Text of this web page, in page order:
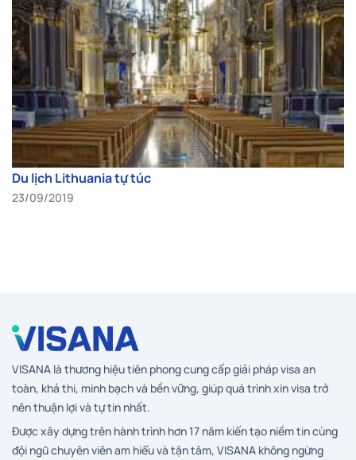
Du lịch Lithuania tự túc
23/09/2019
VISANA là thương hiệu tiên phong cung cấp giải pháp visa an
toàn, khả thi, minh bạch và bền vững, giúp quá trình xin visa trở
nên thuận lợi và tự tin nhất.
Được xây dựng trên hành trình hơn 17 năm kiến tạo niềm tin cùng
đội ngũ chuyên viên am hiểu và tận tâm, VISANA không ngừng